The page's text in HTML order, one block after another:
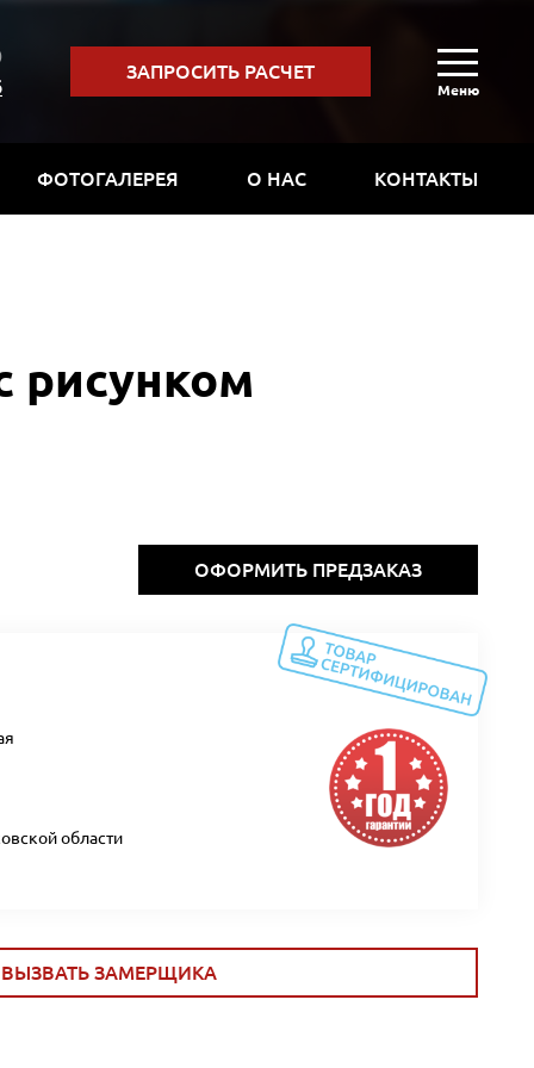
ЗАПРОСИТЬ РАСЧЕТ
Меню
ФОТОГАЛЕРЕЯ О НАС КОНТАКТЫ
рисунком
ОФОРМИТЬ ПРЕДЗАКАЗ
области
ВЫЗВАТЬ ЗАМЕРЩИКА